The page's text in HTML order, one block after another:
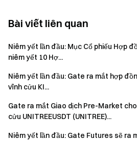
Bài viết liên quan
Niêm yết lần đầu: Mục Cổ phiếu Hợp
niêm yết 10 Hợ...
Niêm yết lần đầu: Gate ra mắt hợp
vĩnh cửu KI...
Gate ra mắt Giao dịch Pre-Market
cửu UNITREEUSDT (UNITREE)...
Niêm yết lần đầu: Gate Futures sẽ ra